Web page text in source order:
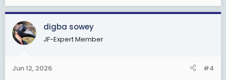
Alipoulizwa na Salim Kikeke kuhusu sababu za kauli hiyo
kuleta utata mkubwa, Waziri Saada amesema kuwa
pengine hali ya sasa ya kisiasa ya sasa imechangia
kuwepo kwa mihemko (sentiments) miongoni mwa
jamii.
"Nadhani pengine sasa hivi hali tunayoiona kumekuwa
kuna hizo sentiments nyingi, politically. Lakini I don't
a
c
t
i
s
digba sowey
JF-Expert Member
Jun 12, 2026 #4